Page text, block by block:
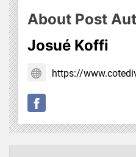
About Post
Josué Koffi
https://